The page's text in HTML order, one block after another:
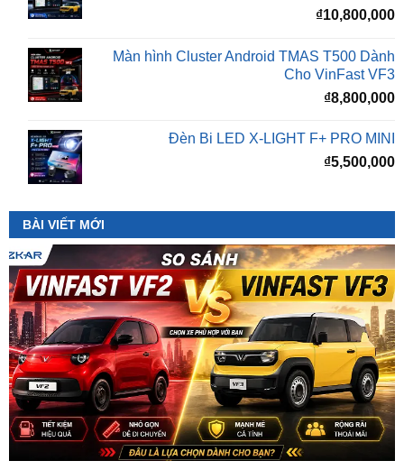
Màn hình Cluster Android TMAS T500 Dành
₫8,800,000
Đèn Bi LED X-LIGHT F+ PRO MINI
BÀI VIẾT MỚI
So Sánh VinFast VF2 Với VinFast VF3 Chi Tiết